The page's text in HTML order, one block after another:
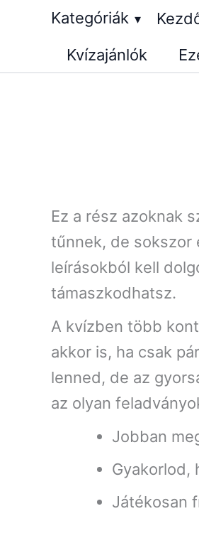
Kategóriák ▾
Kvízajánlók
Ez a rész azoknak
tűnnek, de sokszor
leírásokból kell
támaszkodhatsz.
A kvízben több
akkor is, ha csak
lenned, de az
az olyan
Jobban
Gyakorlod,
Játékosan